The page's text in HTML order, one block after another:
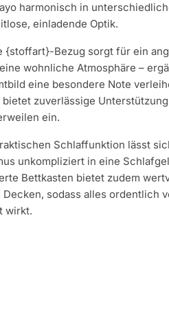
harmonisch in
einladende Optik.
{stoffart}-Bezug sorgt für ein
wohnliche Atmosphäre –
eine besondere Note
zuverlässige
ein.
Schlaffunktion lässt
unkompliziert in eine
Bettkasten bietet zudem
Decken, sodass alles ordentlich
wirkt.